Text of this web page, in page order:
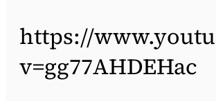
https://
v=gg77AHDEHac